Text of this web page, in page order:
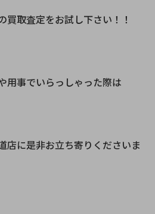
買取査定をお試し下さい！！
用事でいらっしゃった際は
店に是非お立ち寄りくださいま